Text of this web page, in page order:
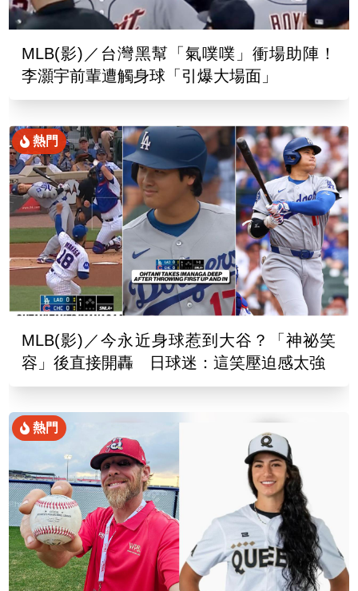
MLB(影)／台灣黑幫「氣噗噗」衝場助陣！
李灝宇前輩遭觸身球「引爆大場面」
熱門
MLB(影)／今永近身球惹到大谷？「神祕笑
容」後直接開轟 日球迷：這笑壓迫感太強
熱門